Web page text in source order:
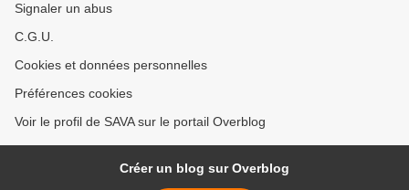
Signaler un abus
C.G.U.
Cookies et données personnelles
Préférences cookies
Voir le profil de SAVA sur le portail Overblog
Créer un blog sur Overblog